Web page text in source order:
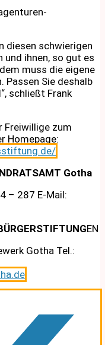
diesen schwierigen
und ihnen, so gut es
muss die eigene
Passen Sie deshalb
schließt Frank
zum
Homepage:
Gotha
– 287 E-Mail:
EN
Gotha Tel.: